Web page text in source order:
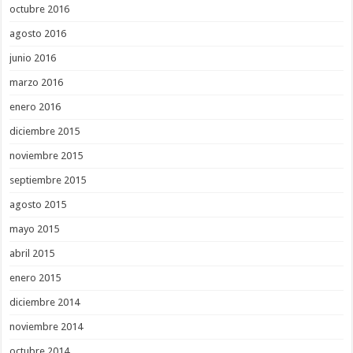
octubre 2016
agosto 2016
junio 2016
marzo 2016
enero 2016
diciembre 2015
noviembre 2015
septiembre 2015
agosto 2015
mayo 2015
abril 2015
enero 2015
diciembre 2014
noviembre 2014